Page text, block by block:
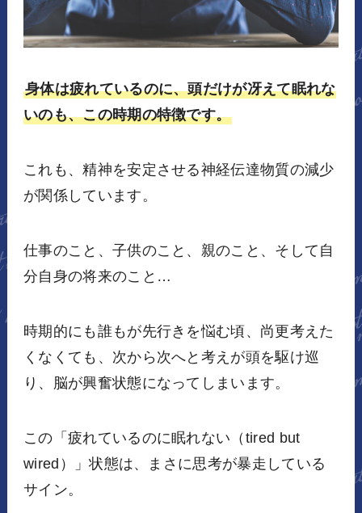
身体は疲れているのに、頭だけが冴えて眠れな
いのも、この時期の特徴です。
これも、精神を安定させる神経伝達物質の減少
が関係しています。
仕事のこと、子供のこと、親のこと、そして自
分自身の将来のこと…
時期的にも誰もが先行きを悩む頃、尚更考えた
くなくても、次から次へと考えが頭を駆け巡
り、脳が興奮状態になってしまいます。
この「疲れているのに眠れない（tired but
wired）」状態は、まさに思考が暴走している
サイン。